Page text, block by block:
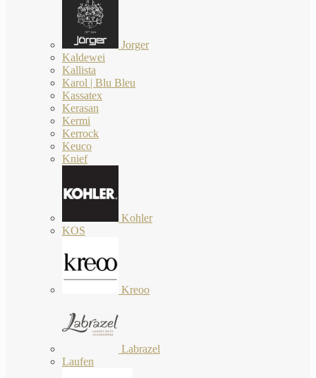
Jorger
Kaldewei
Kallista
Karol | Blu Bleu
Kassatex
Kerasan
Kermi
Kerrock
Keuco
Knief
Kohler
KOS
Kreoo
Labrazel
Laufen